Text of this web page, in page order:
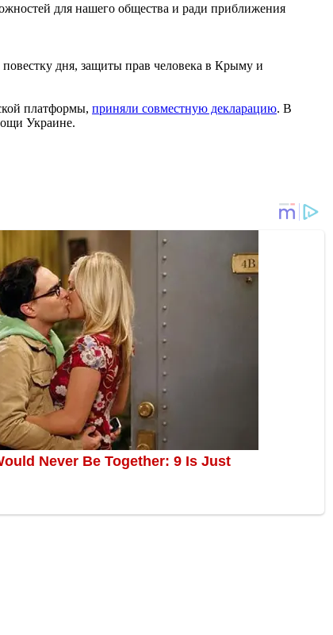
для нашего общества и ради приближения
дня, защиты прав человека в Крыму и
платформы, приняли совместную декларацию. В
Украине.